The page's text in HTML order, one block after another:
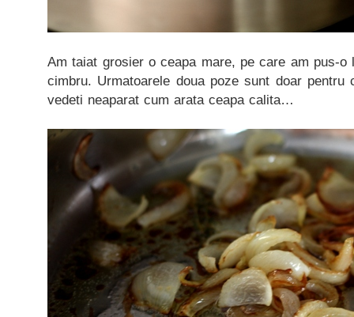
Am taiat grosier o ceapa mare, pe care am pus-
cimbru. Urmatoarele doua poze sunt doar
vedeti neaparat cum arata ceapa calita…